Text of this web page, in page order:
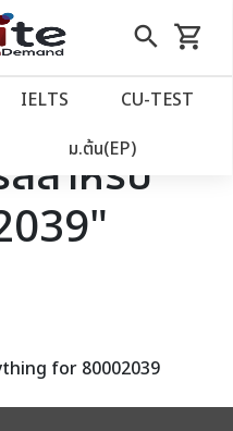
close
search
Skip
to
shopping_cart
รถเข็น
IELTS CU‑TEST
ม.ต้น(EP)
สำหรับ
for 80002039